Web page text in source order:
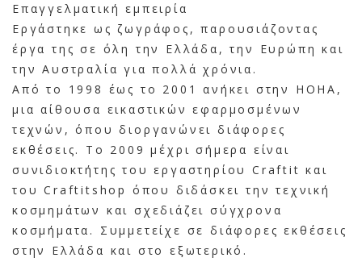
Επαγγελματική εμπειρία
Εργάστηκε ως ζωγράφος, παρουσιάζοντας
έργα της σε όλη την Ελλάδα, την Ευρώπη και
την Αυστραλία για πολλά χρόνια.
Από το 1998 έως το 2001 ανήκει στην HOHA,
μια αίθουσα εικαστικών εφαρμοσμένων
τεχνών, όπου διοργανώνει διάφορες
εκθέσεις. Το 2009 μέχρι σήμερα είναι
συνιδιοκτήτης του εργαστηρίου Craftit και
του Craftitshop όπου διδάσκει την τεχνική
κοσμημάτων και σχεδιάζει σύγχρονα
κοσμήματα. Συμμετείχε σε διάφορες εκθέσεις
στην Ελλάδα και στο εξωτερικό.